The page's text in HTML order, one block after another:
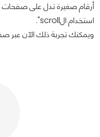
أرقام صغيرة تدل على
استخدام الscroll".
ويمكنك تجربة ذلك الآن